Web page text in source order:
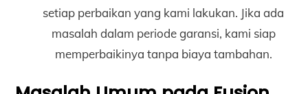
setiap perbaikan yang kami lakukan. Jika ada
masalah dalam periode garansi, kami siap
memperbaikinya tanpa biaya tambahan.